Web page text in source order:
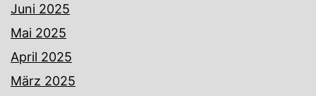
Juni 2025
Mai 2025
April 2025
März 2025